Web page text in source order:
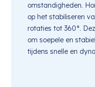
omstandigheden.
op het stabiliseren
rotaties tot 360°.
om soepele en
tijdens snelle en